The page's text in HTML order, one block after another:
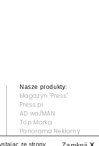
Nasze produkty:
Magazyn "Press"
Press.pl
AD wo/MAN
Top Marka
Panorama Reklamy
ze strony